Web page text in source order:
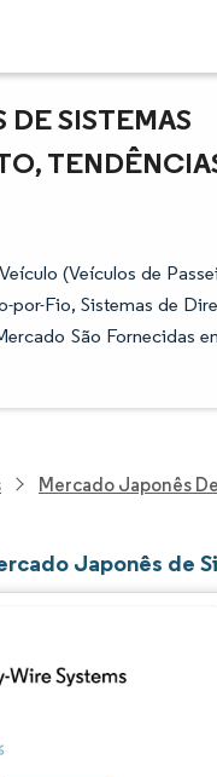
SISTEMAS
(Veículos de
por-Fio, Sistemas de
São Fornecidas
Mercado Japonês
Japonês de